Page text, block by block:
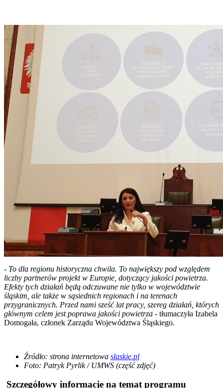
- To dla regionu historyczna chwila. To największy pod względem
liczby partnerów projekt w Europie, dotyczący jakości powietrza.
Efekty tych działań będą odczuwane nie tylko w województwie
śląskim, ale także w sąsiednich regionach i na terenach
przygranicznych. Przed nami sześć lat pracy, szereg działań, których
głównym celem jest poprawa jakości powietrza - tłumaczyła Izabela
Domogała, członek Zarządu Województwa Śląskiego.
Źródło: strona internetowa slaskie.pl
Foto: Patryk Pyrlik / UMWS (część zdjęć)
Szczegółowy informacje na temat programu